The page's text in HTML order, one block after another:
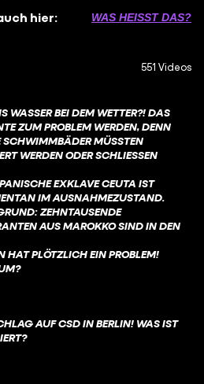
hier:
WAS HEISST DAS?
551 Videos
WASSER BEI DEM WETTER?! DAS
ZUM PROBLEM WERDEN, DENN
SCHWIMMBÄDER MÜSSTEN
WERDEN ODER SCHLIESSEN S
EXKLAVE CEUTA IST
IM AUSNAHMEZUSTAND.
ZEHNTAUSENDE
AUS MAROKKO SIND IN DEN
GELANGT. MEHR ZU DEN
ERFAHRT IHR IN DIESEM
HAT PLÖTZLICH EIN PROBLEM!
AUF CSD IN BERLIN! WAS IST